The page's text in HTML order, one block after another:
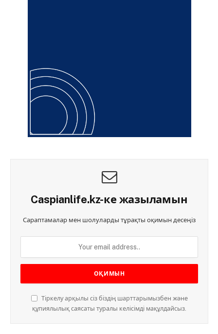
Caspianlife.kz-ке жазыламын
Сараптамалар мен шолуларды тұрақты оқимын десеңіз
Тіркелу арқылы сіз біздің шарттарымызбен және
құпиялылық саясаты туралы келісімді мақұлдайсыз.